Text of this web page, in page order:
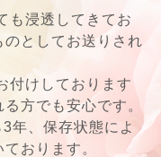
も浸透 してきてお
のとしてお送りされ
けしております
方でも安心です。
年、保存状態によ
おります。